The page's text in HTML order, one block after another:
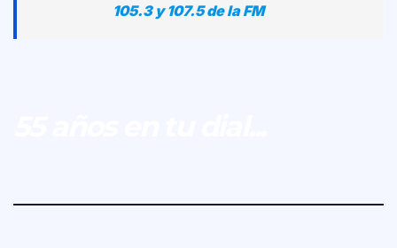
105.3 y 107.5 de la FM